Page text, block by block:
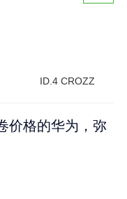
ID.4 CROZZ
价格的华为，弥